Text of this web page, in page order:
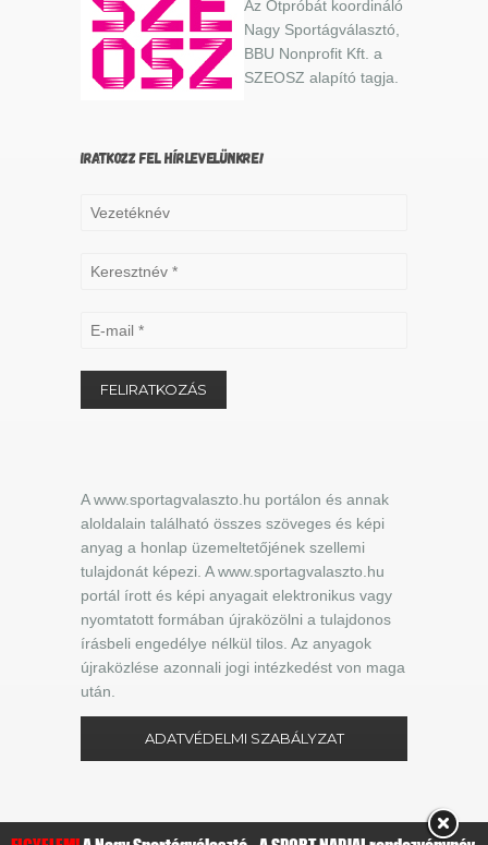
Az Ötpróbát koordináló
Nagy Sportágválasztó,
BBU Nonprofit Kft. a
SZEOSZ alapító tagja.
IRATKOZZ FEL HÍRLEVELÜNKRE!
A www.sportagvalaszto.hu portálon és annak
aloldalain található összes szöveges és képi
anyag a honlap üzemeltetőjének szellemi
tulajdonát képezi. A www.sportagvalaszto.hu
portál írott és képi anyagait elektronikus vagy
nyomtatott formában újraközölni a tulajdonos
írásbeli engedélye nélkül tilos. Az anyagok
újraközlése azonnali jogi intézkedést von maga
után.
ADATVÉDELMI SZABÁLYZAT